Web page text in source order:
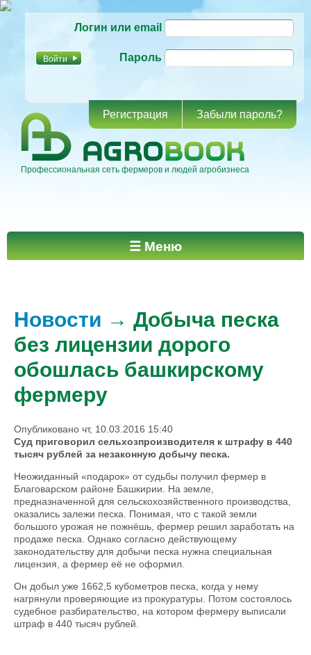
основному
Логин или email
Пароль
Регистрация Забыли пароль?
Профессиональная сеть фермеров и людей агробизнеса
Главное меню ☰ Меню
Новости → Добыча песка
без лицензии дорого
обошлась башкирскому
фермеру
Опубликовано чт, 10.03.2016 15:40
Суд приговорил сельхозпроизводителя к штрафу в 440
тысяч рублей за незаконную добычу песка.
Неожиданный «подарок» от судьбы получил фермер в
Благоварском районе Башкирии. На земле,
предназначенной для сельскохозяйственного производства,
оказались залежи песка. Понимая, что с такой земли
большого урожая не пожнёшь, фермер решил заработать на
продаже песка. Однако согласно действующему
законодательству для добычи песка нужна специальная
лицензия, а фермер её не оформил.
Он добыл уже 1662,5 кубометров песка, когда у нему
нагрянули проверяющие из прокуратуры. Потом состоялось
судебное разбирательство, на котором фермеру выписали
штраф в 440 тысяч рублей.